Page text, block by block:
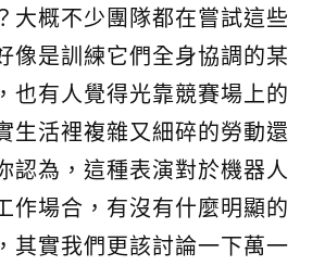
大概不少團隊都在嘗試這些
像是訓練它們全身協調的某
也有人覺得光靠競賽場上的
生活裡複雜又細碎的勞動還
認為，這種表演對於機器人
作場合，有沒有什麼明顯的
其實我們更該討論一下萬一